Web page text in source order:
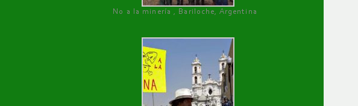
No a la minería , Bariloche, Argentina